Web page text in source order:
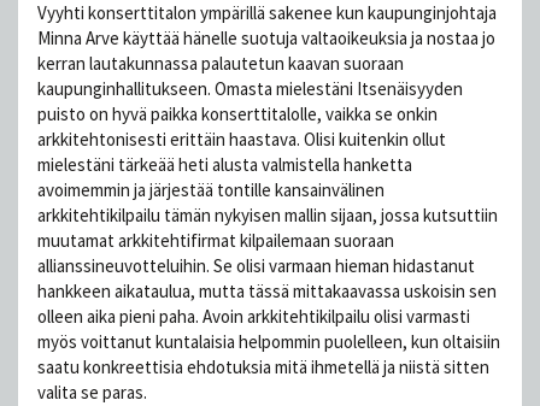
Vyyhti konserttitalon ympärillä sakenee kun kaupunginjohtaja
Minna Arve käyttää hänelle suotuja valtaoikeuksia ja nostaa jo
kerran lautakunnassa palautetun kaavan suoraan
kaupunginhallitukseen. Omasta mielestäni Itsenäisyyden
puisto on hyvä paikka konserttitalolle, vaikka se onkin
arkkitehtonisesti erittäin haastava. Olisi kuitenkin ollut
mielestäni tärkeää heti alusta valmistella hanketta
avoimemmin ja järjestää tontille kansainvälinen
arkkitehtikilpailu tämän nykyisen mallin sijaan, jossa kutsuttiin
muutamat arkkitehtifirmat kilpailemaan suoraan
allianssineuvotteluihin. Se olisi varmaan hieman hidastanut
hankkeen aikataulua, mutta tässä mittakaavassa uskoisin sen
olleen aika pieni paha. Avoin arkkitehtikilpailu olisi varmasti
myös voittanut kuntalaisia helpommin puolelleen, kun oltaisiin
saatu konkreettisia ehdotuksia mitä ihmetellä ja niistä sitten
valita se paras.